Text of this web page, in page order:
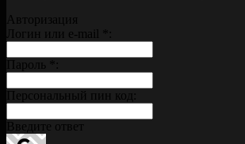
Авторизация
Логин или e-mail
Пароль
Персональный пин код:
Введите ответ